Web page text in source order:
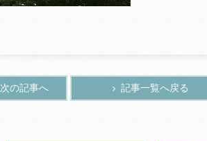
次の記事へ 記事一覧へ戻る